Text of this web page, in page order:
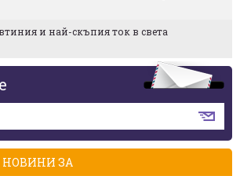
и най-скъпия ток в света
ЗА